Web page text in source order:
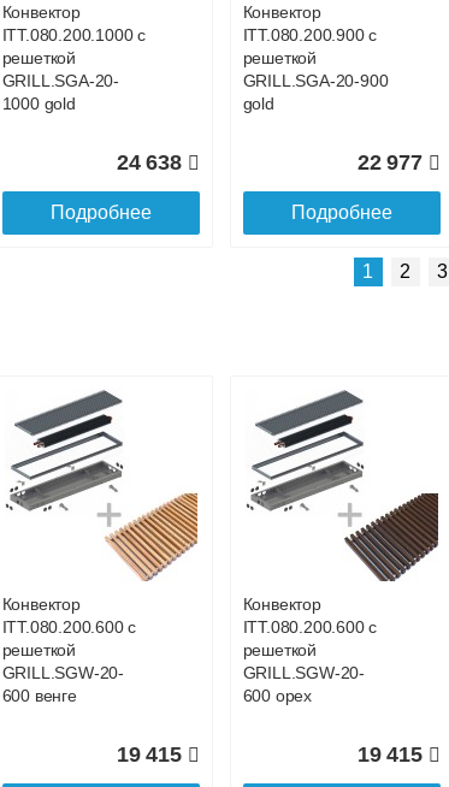
Подробнее о доставке
Конвектор
ITT.080.200.1000 с
решеткой
GRILL.SGA-20-
1000 gold
24 638
Подробнее
Конвектор
ITT.080.200.900 с
решеткой
GRILL.SGA-20-900
gold
22 977
Подробнее
Конвектор
ITT.080.200.4400 с
GRILL.SGA-20-
93 185
Подробнее
Конвектор
ITT.080.200.4300 с
GRILL.SGA-20-
91 285
Подробнее
1 2 3
Конвектор
ITT.080.200.600 с
решеткой
GRILL.SGW-20-
600 венге
19 415
Конвектор
ITT.080.200.600 с
решеткой
GRILL.SGW-20-
600 орех
19 415